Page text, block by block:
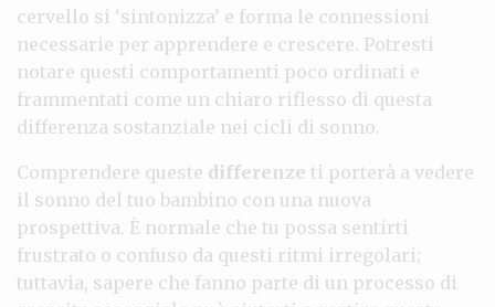
cervello si ‘sintonizza’ e forma le connessioni
necessarie per apprendere e crescere. Potresti
notare questi comportamenti poco ordinati e
frammentati come un chiaro riflesso di questa
differenza sostanziale nei cicli di sonno.
Comprendere queste differenze ti porterà a vedere
il sonno del tuo bambino con una nuova
prospettiva. È normale che tu possa sentirti
frustrato o confuso da questi ritmi irregolari;
tuttavia, sapere che fanno parte di un processo di